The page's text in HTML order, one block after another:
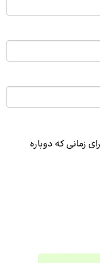
زمانی که دوباره